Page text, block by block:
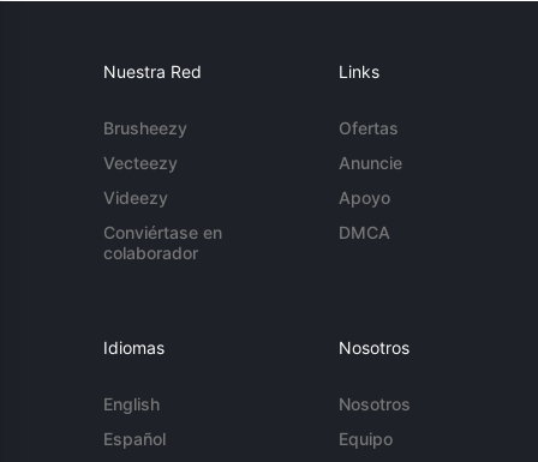
Nuestra Red
Brusheezy
Vecteezy
Videezy
Conviértase en
colaborador
Links
Ofertas
Anuncie
Apoyo
DMCA
Idiomas
English
Español
Nosotros
Nosotros
Equipo